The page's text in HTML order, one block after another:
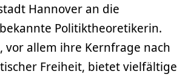
Hannover an die
Politiktheoretikerin.
vor allem ihre Kernfrage nach
Freiheit, bietet vielfältige